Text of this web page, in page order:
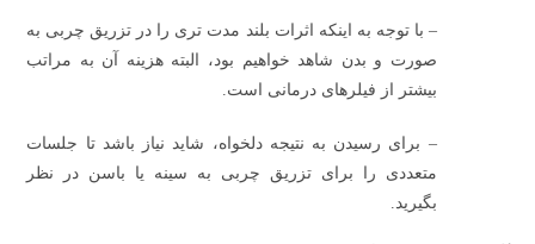
– با توجه به اینکه اثرات بلند مدت تری را در تزریق چربی به
صورت و بدن شاهد خواهیم بود، البته هزینه آن به مراتب
بیشتر از فیلرهای درمانی است.
– برای رسیدن به نتیجه دلخواه، شاید نیاز باشد تا جلسات
متعددی را برای تزریق چربی به سینه یا باسن در نظر
بگیرید.